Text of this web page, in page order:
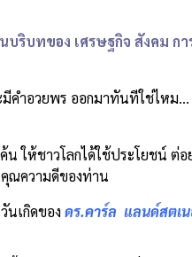
บทของ เศรษฐกิจ สังคม กา
มีคำอวยพร ออกมาทันทีใช่ไห
ให้ชาวโลกได้ใช้ประโยชน์
ณความดีของท่าน
นเกิดของ ดร.คาร์ล แลนด์สตเ